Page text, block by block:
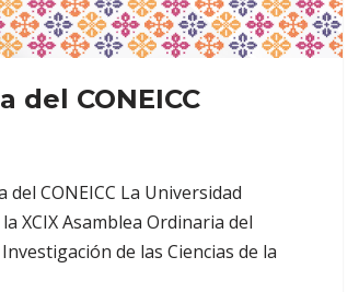
del CONEICC
CONEICC La Universidad
XCIX Asamblea Ordinaria del
de las Ciencias de la